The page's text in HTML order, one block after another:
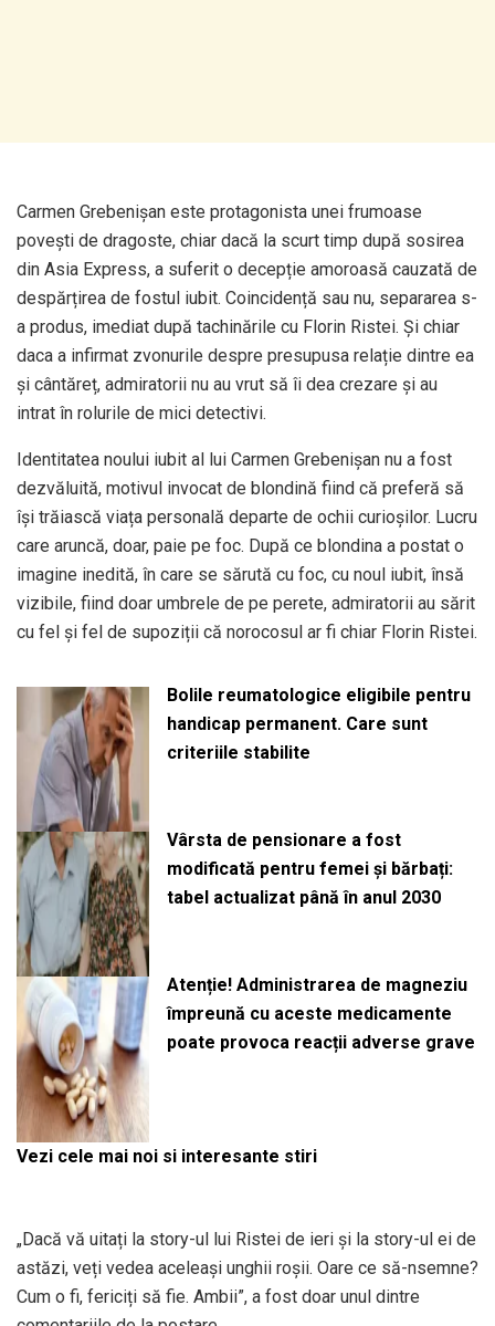
Carmen Grebenișan este protagonista unei frumoase
povești de dragoste, chiar dacă la scurt timp după sosirea
din Asia Express, a suferit o decepție amoroasă cauzată de
despărțirea de fostul iubit. Coincidență sau nu, separarea s-
a produs, imediat după tachinările cu Florin Ristei. Și chiar
daca a infirmat zvonurile despre presupusa relație dintre ea
și cântăreț, admiratorii nu au vrut să îi dea crezare și au
intrat în rolurile de mici detectivi.
Identitatea noului iubit al lui Carmen Grebenișan nu a fost
dezvăluită, motivul invocat de blondină fiind că preferă să
își trăiască viața personală departe de ochii curioșilor. Lucru
care aruncă, doar, paie pe foc. După ce blondina a postat o
imagine inedită, în care se sărută cu foc, cu noul iubit, însă
vizibile, fiind doar umbrele de pe perete, admiratorii au sărit
cu fel și fel de supoziții că norocosul ar fi chiar Florin Ristei.
Bolile reumatologice eligibile pentru
handicap permanent. Care sunt
criteriile stabilite
Vârsta de pensionare a fost
modificată pentru femei și bărbați:
tabel actualizat până în anul 2030
Atenție! Administrarea de magneziu
împreună cu aceste medicamente
poate provoca reacții adverse grave
Vezi cele mai noi si interesante stiri
„Dacă vă uitați la story-ul lui Ristei de ieri și la story-ul ei de
astăzi, veți vedea aceleași unghii roșii. Oare ce să-nsemne?
Cum o fi, fericiți să fie. Ambii”, a fost doar unul dintre